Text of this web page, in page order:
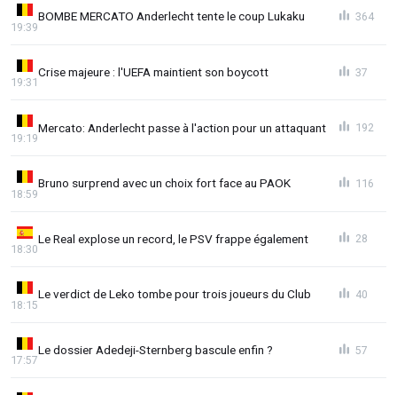
BOMBE MERCATO Anderlecht tente le coup Lukaku
19:39
364
Crise majeure : l'UEFA maintient son boycott
19:31
37
Mercato: Anderlecht passe à l'action pour un attaquant
19:19
192
Bruno surprend avec un choix fort face au PAOK
18:59
116
Le Real explose un record, le PSV frappe également
18:30
28
Le verdict de Leko tombe pour trois joueurs du Club
18:15
40
Le dossier Adedeji-Sternberg bascule enfin ?
17:57
57